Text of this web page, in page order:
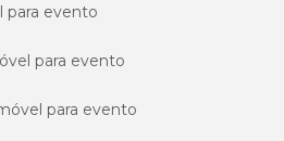
para evento
para evento
para evento